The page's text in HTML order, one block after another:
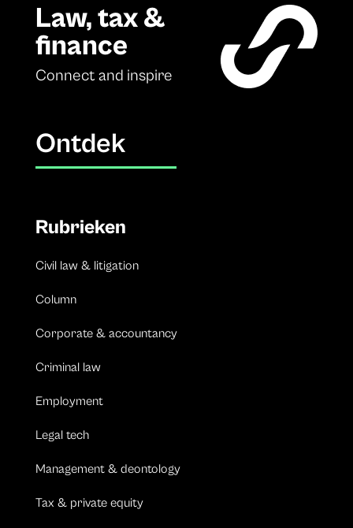
Law, tax &
finance
Connect and inspire
Ontdek
Rubrieken
Civil law & litigation
Column
Corporate & accountancy
Criminal law
Employment
Legal tech
Management & deontology
Tax & private equity